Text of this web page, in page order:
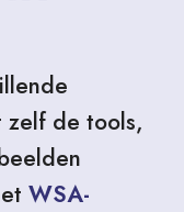
zelf de tools,
WSA-